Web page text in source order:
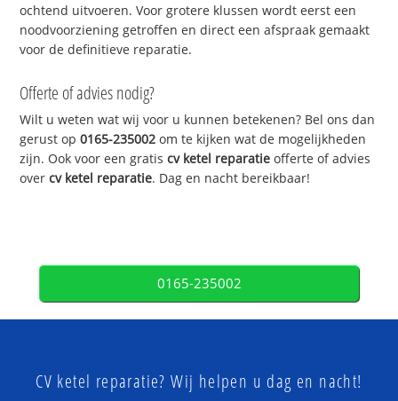
ochtend uitvoeren. Voor grotere klussen wordt eerst een
noodvoorziening getroffen en direct een afspraak gemaakt
voor de definitieve reparatie.
Offerte of advies nodig?
Wilt u weten wat wij voor u kunnen betekenen? Bel ons dan
gerust op0165-235002 om te kijken wat de mogelijkheden
zijn. Ook voor een gratiscv ketel reparatie offerte of advies
overcv ketel reparatie. Dag en nacht bereikbaar!
0165-235002
CV ketel reparatie? Wij helpen u dag en nacht!